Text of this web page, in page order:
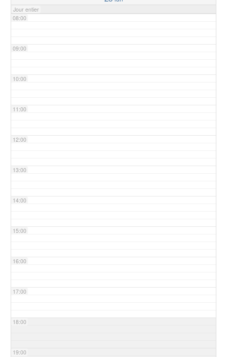
Jour entier
08:00
09:00
10:00
11:00
12:00
13:00
14:00
15:00
16:00
17:00
18:00
19:00